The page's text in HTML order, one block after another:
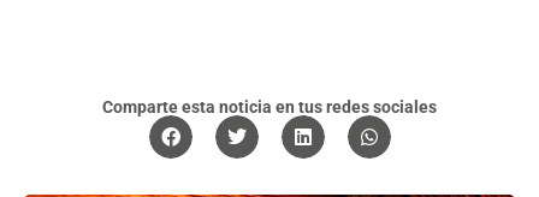
Comparte esta noticia en tus redes sociales